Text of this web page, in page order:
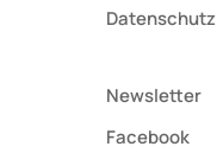
Datenschutz
Newsletter
Facebook